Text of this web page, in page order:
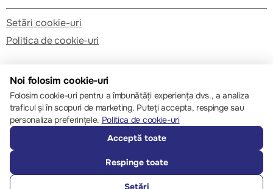
Setări cookie-uri
Politica de cookie-uri
© 2013 – 2026 ECOM
Noi folosim cookie-uri
Folosim cookie-uri pentru a îmbunătăți experiența dvs., a analiza
traficul și în scopuri de marketing. Puteți accepta, respinge sau
personaliza preferințele. Politica de cookie-uri
Acceptă toate
Respinge toate
Setări